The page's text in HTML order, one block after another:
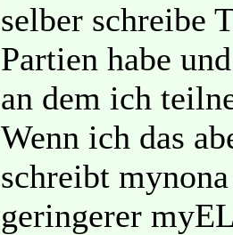
selber schreibe
Partien habe
an dem ich
Wenn ich das
schreibt
geringerer